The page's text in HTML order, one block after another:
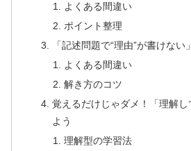
よくある間違い
ポイント整理
「記述問題で“理由”が書けない」
よくある間違い
解き方のコツ
覚えるだけじゃダメ！「理解
よう
理解型の学習法